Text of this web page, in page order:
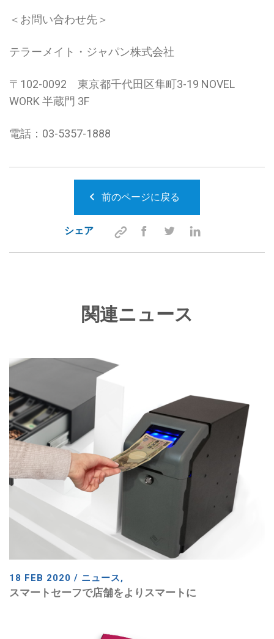
＜お問い合わせ先＞
テラーメイト・ジャパン株式会社
〒102-0092 東京都千代田区隼町3-19 NOVEL
WORK 半蔵門 3F
電話：03-5357-1888
前のページに戻る
シェア
関連ニュース
18 FEB 2020 / ニュース,
スマートセーフで店舗をよりスマートに